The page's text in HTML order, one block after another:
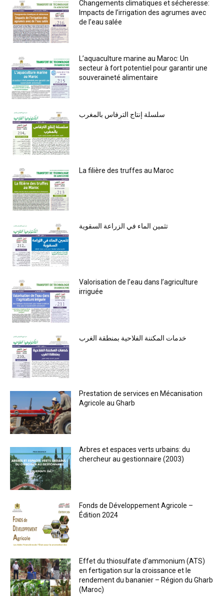
Changements climatiques et sécheresse:
Impacts de l’irrigation des agrumes avec
de l’eau salée
L’aquaculture marine au Maroc: Un
secteur à fort potentiel pour garantir une
souveraineté alimentaire
سلسلة إنتاج الترفاس بالمغرب
La filière des truffes au Maroc
تثمين الماء في الزراعة السقوية
Valorisation de l’eau dans l’agriculture
irriguée
خدمات المكننة الفلاحية بمنطقة الغرب
Prestation de services en Mécanisation
Agricole au Gharb
Arbres et espaces verts urbains: du
chercheur au gestionnaire (2003)
Fonds de Développement Agricole –
Édition 2024
Effet du thiosulfate d’ammonium (ATS)
en fertigation sur la croissance et le
rendement du bananier – Région du Gharb
(Maroc)